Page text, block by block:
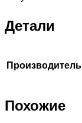
Детали
Производитель
Похожие